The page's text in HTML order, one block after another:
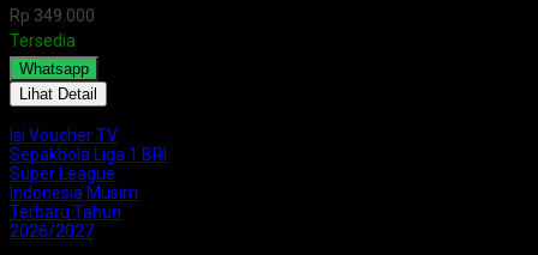
Rp 349.000
Tersedia
Whatsapp
Lihat Detail
Isi Voucher TV
Sepakbola Liga 1 BRI
Super League
Indonesia Musim
Terbaru Tahun
2026/2027